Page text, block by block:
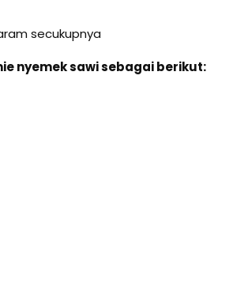
secukupnya
nyemek sawi sebagai berikut: